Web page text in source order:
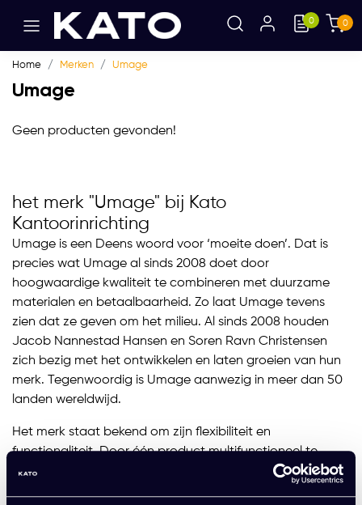
0 0
Home Merken Umage
Umage
Geen producten gevonden!
het merk "Umage" bij Kato
Kantoorinrichting
Umage is een Deens woord voor ‘moeite doen’. Dat is
precies wat Umage al sinds 2008 doet door
hoogwaardige kwaliteit te combineren met duurzame
materialen en betaalbaarheid. Zo laat Umage tevens
zien dat ze geven om het milieu. Al sinds 2008 houden
Jacob Nannestad Hansen en Soren Ravn Christensen
zich bezig met het ontwikkelen en laten groeien van hun
merk. Tegenwoordig is Umage aanwezig in meer dan 50
landen wereldwijd.
Het merk staat bekend om zijn flexibiliteit en
functionaliteit. Door één product multifunctioneel te
maken verminder je de noodzaak om andere producten